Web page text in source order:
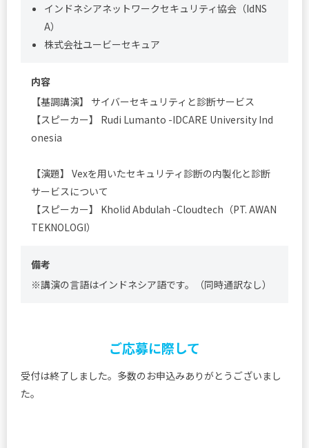
インドネシアネットワークセキュリティ協会（IdNS
A）
株式会社ユービーセキュア
内容
【基調講演】 サイバーセキュリティと診断サービス
【スピーカー】 Rudi Lumanto -IDCARE University Ind
onesia
【演題】 Vexを用いたセキュリティ診断の内製化と診断
サービスについて
【スピーカー】 Kholid Abdulah -Cloudtech（PT. AWAN
TEKNOLOGI）
備考
※講演の言語はインドネシア語です。（同時通訳なし）
ご応募に際して
受付は終了しました。多数のお申込みありがとうございまし
た。